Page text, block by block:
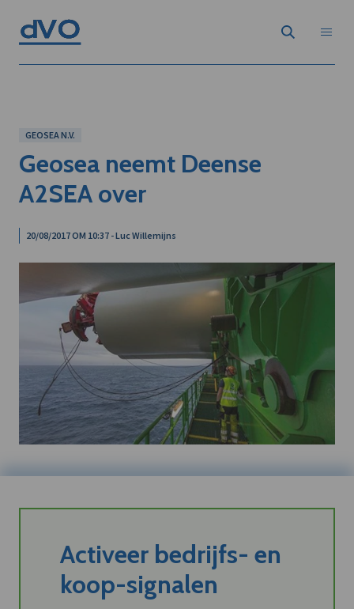
GEOSEA N.V.
Geosea neemt Deense
A2SEA over
20/08/2017 OM 10:37 - Luc Willemijns
Activeer bedrijfs- en
koop-signalen